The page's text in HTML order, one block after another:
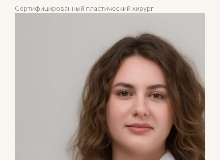
Сертифицированный пластический хирург